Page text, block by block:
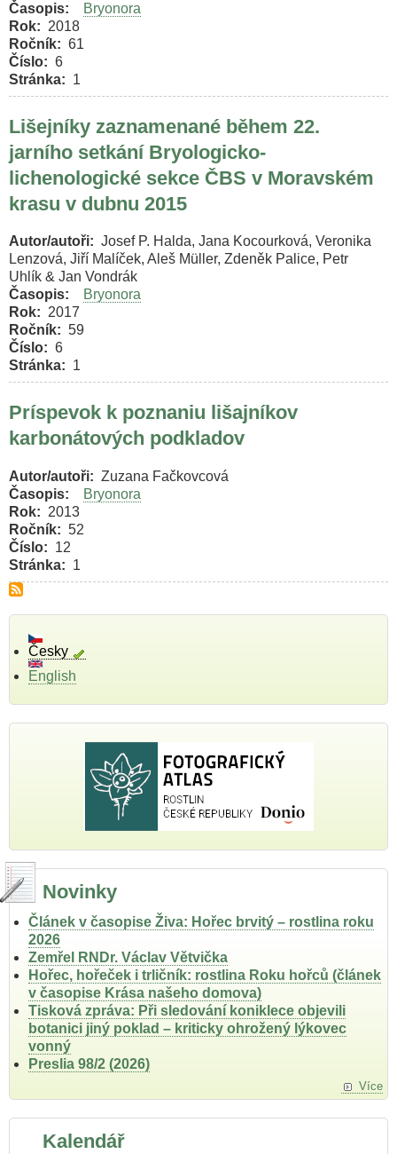
Časopis
Bryonora
Rok
2018
Ročník
61
Číslo
6
Stránka
1
Lišejníky zaznamenané během 22.
jarního setkání Bryologicko-
lichenologické sekce ČBS v Moravském
krasu v dubnu 2015
Autor/autoři
Josef P. Halda, Jana Kocourková, Veronika
Lenzová, Jiří Malíček, Aleš Müller, Zdeněk Palice, Petr
Uhlík & Jan Vondrák
Časopis
Bryonora
Rok
2017
Ročník
59
Číslo
6
Stránka
1
Príspevok k poznaniu lišajníkov
karbonátových podkladov
Autor/autoři
Zuzana Fačkovcová
Časopis
Bryonora
Rok
2013
Ročník
52
Číslo
12
Stránka
1
Česky
English
Novinky
Článek v časopise Živa: Hořec brvitý – rostlina roku
2026
Zemřel RNDr. Václav Větvička
Hořec, hořeček i trličník: rostlina Roku hořců (článek
v časopise Krása našeho domova)
Tisková zpráva: Při sledování koniklece objevili
botanici jiný poklad – kriticky ohrožený lýkovec
vonný
Preslia 98/2 (2026)
Více
Kalendář